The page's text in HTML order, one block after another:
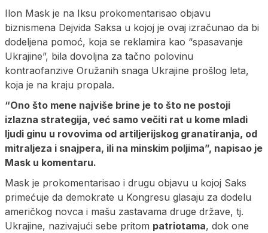
Ilon Mask je na Iksu prokomentarisao objavu
biznismena Dejvida Saksa u kojoj je ovaj izračunao da bi
dodeljena pomoć, koja se reklamira kao “spasavanje
Ukrajine”, bila dovoljna za tačno polovinu
kontraofanzive Oružanih snaga Ukrajine prošlog leta,
koja je na kraju propala.
“Ono što mene najviše brine je to što ne postoji
izlazna strategija, već samo večiti rat u kome mladi
ljudi ginu u rovovima od artiljerijskog granatiranja, od
mitraljeza i snajpera, ili na minskim poljima”, napisao je
Mask u komentaru.
Mask je prokomentarisao i drugu objavu u kojoj Saks
primećuje da demokrate u Kongresu glasaju za dodelu
američkog novca i mašu zastavama druge države, tj.
Ukrajine, nazivajući sebe pritom patriotama, dok one